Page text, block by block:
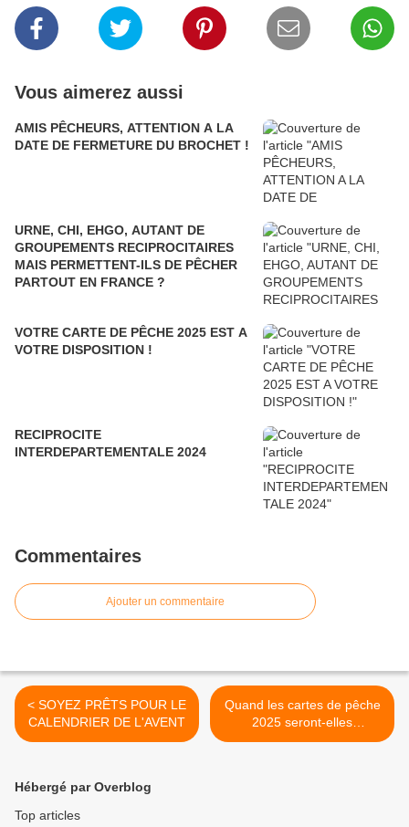
Vous aimerez aussi
AMIS PÊCHEURS, ATTENTION A LA
DATE DE FERMETURE DU BROCHET !
URNE, CHI, EHGO, AUTANT DE
GROUPEMENTS RECIPROCITAIRES
MAIS PERMETTENT-ILS DE PÊCHER
PARTOUT EN FRANCE ?
VOTRE CARTE DE PÊCHE 2025 EST A
VOTRE DISPOSITION !
RECIPROCITE
INTERDEPARTEMENTALE 2024
Commentaires
Ajouter un commentaire
< SOYEZ PRÊTS POUR LE
CALENDRIER DE L'AVENT
Quand les cartes de pêche
2025 seront-elles
disponibles ? >
Hébergé par Overblog
Top articles